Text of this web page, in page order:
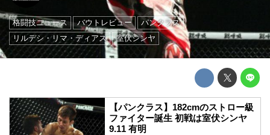
格闘技ニュース バウトレビュー
パンクラス
リルデシ・リマ・ディアス
室伏シンヤ
【パンクラス】182cmのストロー級
ファイター誕生 初戦は室伏シンヤ
9.11 有明